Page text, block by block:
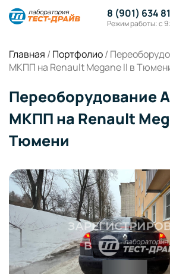
8 (901) 634
Режим работы: с
Главная / Портфолио/
МКПП на Renault Megane II в
Переоборудование
МКПП на Renault
Тюмени